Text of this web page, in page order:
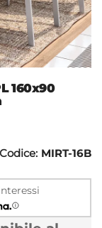
160x90
Codice: MIRT-16B